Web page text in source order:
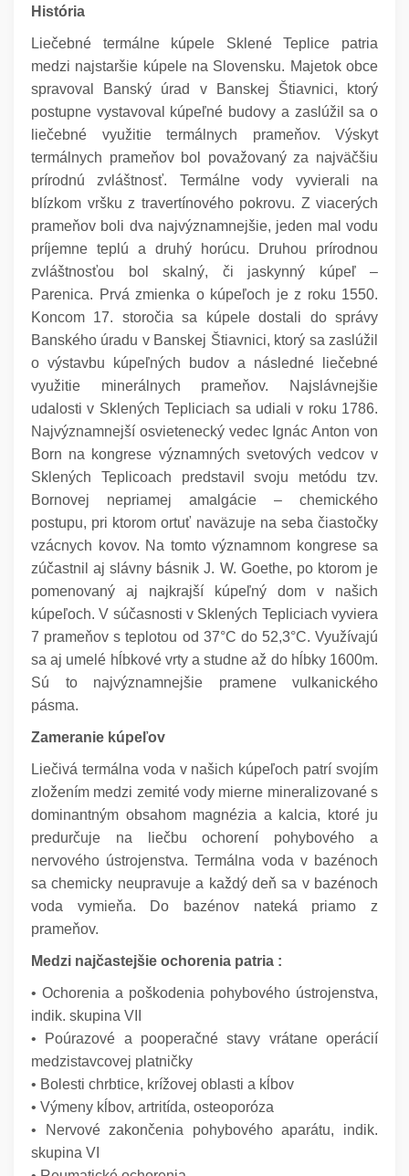
História
Liečebné termálne kúpele Sklené Teplice patria
medzi najstaršie kúpele na Slovensku. Majetok obce
spravoval Banský úrad v Banskej Štiavnici, ktorý
postupne vystavoval kúpeľné budovy a zaslúžil sa o
liečebné využitie termálnych prameňov. Výskyt
termálnych prameňov bol považovaný za najväčšiu
prírodnú zvláštnosť. Termálne vody vyvierali na
blízkom vršku z travertínového pokrovu. Z viacerých
prameňov boli dva najvýznamnejšie, jeden mal vodu
príjemne teplú a druhý horúcu. Druhou prírodnou
zvláštnosťou bol skalný, či jaskynný kúpeľ –
Parenica. Prvá zmienka o kúpeľoch je z roku 1550.
Koncom 17. storočia sa kúpele dostali do správy
Banského úradu v Banskej Štiavnici, ktorý sa zaslúžil
o výstavbu kúpeľných budov a následné liečebné
využitie minerálnych prameňov.
Najslávnejšie
udalosti v Sklených Tepliciach sa udiali v roku 1786.
Najvýznamnejší osvietenecký vedec Ignác Anton von
Born na kongrese významných svetových vedcov v
Sklených Teplicoach predstavil svoju metódu tzv.
Bornovej nepriamej amalgácie – chemického
postupu, pri ktorom ortuť naväzuje na seba čiastočky
vzácnych kovov. Na tomto významnom kongrese sa
zúčastnil aj slávny básnik J. W. Goethe, po ktorom je
pomenovaný aj najkrajší kúpeľný dom v našich
kúpeľoch. V súčasnosti v Sklených Tepliciach vyviera
7 prameňov s teplotou od 37°C do 52,3°C. Využívajú
sa aj umelé hĺbkové vrty a studne až do hĺbky 1600m.
Sú to najvýznamnejšie pramene vulkanického
pásma.
Zameranie kúpeľov
Liečivá termálna voda v našich kúpeľoch patrí svojím
zložením medzi zemité vody mierne mineralizované s
dominantným obsahom magnézia a kalcia, ktoré ju
predurčuje na liečbu ochorení pohybového a
nervového ústrojenstva. Termálna voda v bazénoch
sa chemicky neupravuje a každý deň sa v bazénoch
voda vymieňa. Do bazénov nateká priamo z
prameňov.
Medzi najčastejšie ochorenia patria :
• Ochorenia a poškodenia pohybového ústrojenstva,
indik. skupina VII
• Poúrazové a pooperačné stavy vrátane operácií
medzistavcovej platničky
• Bolesti chrbtice, krížovej oblasti a kĺbov
• Výmeny kĺbov, artritída, osteoporóza
• Nervové zakončenia pohybového aparátu, indik.
skupina VI